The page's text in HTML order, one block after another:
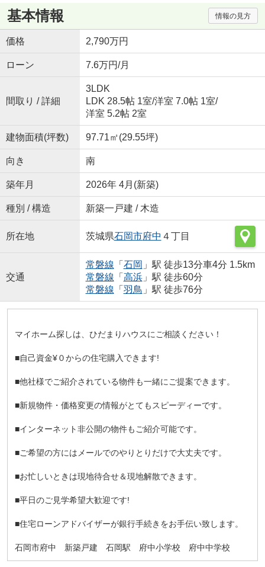
基本情報 情報の見方
価格 2,790万円
ローン 7.6万円/月
間取り / 詳細
3LDK
LDK 28.5帖 1室/洋室 7.0帖 1室/
洋室 5.2帖 2室
建物面積(坪数) 97.71㎡(29.55坪)
向き 南
築年月 2026年 4月(新築)
種別 / 構造 新築一戸建 / 木造
所在地 茨城県石岡市府中 ４丁目
交通
常磐線 「 石岡 」駅 徒歩13分車4分 1.5km
常磐線 「 高浜」駅 徒歩60分
常磐線 「 羽鳥 」駅 徒歩76分
マイホーム探しは、ひだまりハウスにご相談ください！
■自己資金¥０からの住宅購入できます!
■他社様でご紹介されている物件も一緒にご提案できます。
■新規物件・価格変更の情報がとてもスピーディーです。
■インターネット非公開の物件もご紹介可能です。
■ご希望の方にはメールでのやりとりだけで大丈夫です。
■お忙しいときは現地待合せ＆現地解散できます。
■平日のご見学希望大歓迎です!
■住宅ローンアドバイザーが銀行手続きをお手伝い致します。
石岡市府中 新築戸建 石岡駅 府中小学校 府中中学校